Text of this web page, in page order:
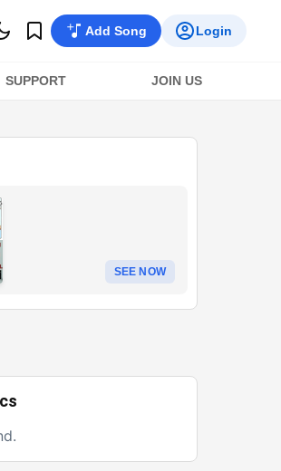
Add Song Login
SUPPORT JOIN US
SEE NOW